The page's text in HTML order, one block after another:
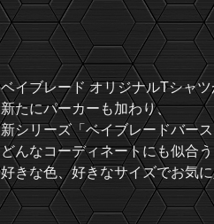
ベイブレード オリジナルTシャツ
新たにパーカーも加わり、
新シリーズ「ベイブレードバー
どんなコーディネートにも似合
好きな色、好きなサイズでお気